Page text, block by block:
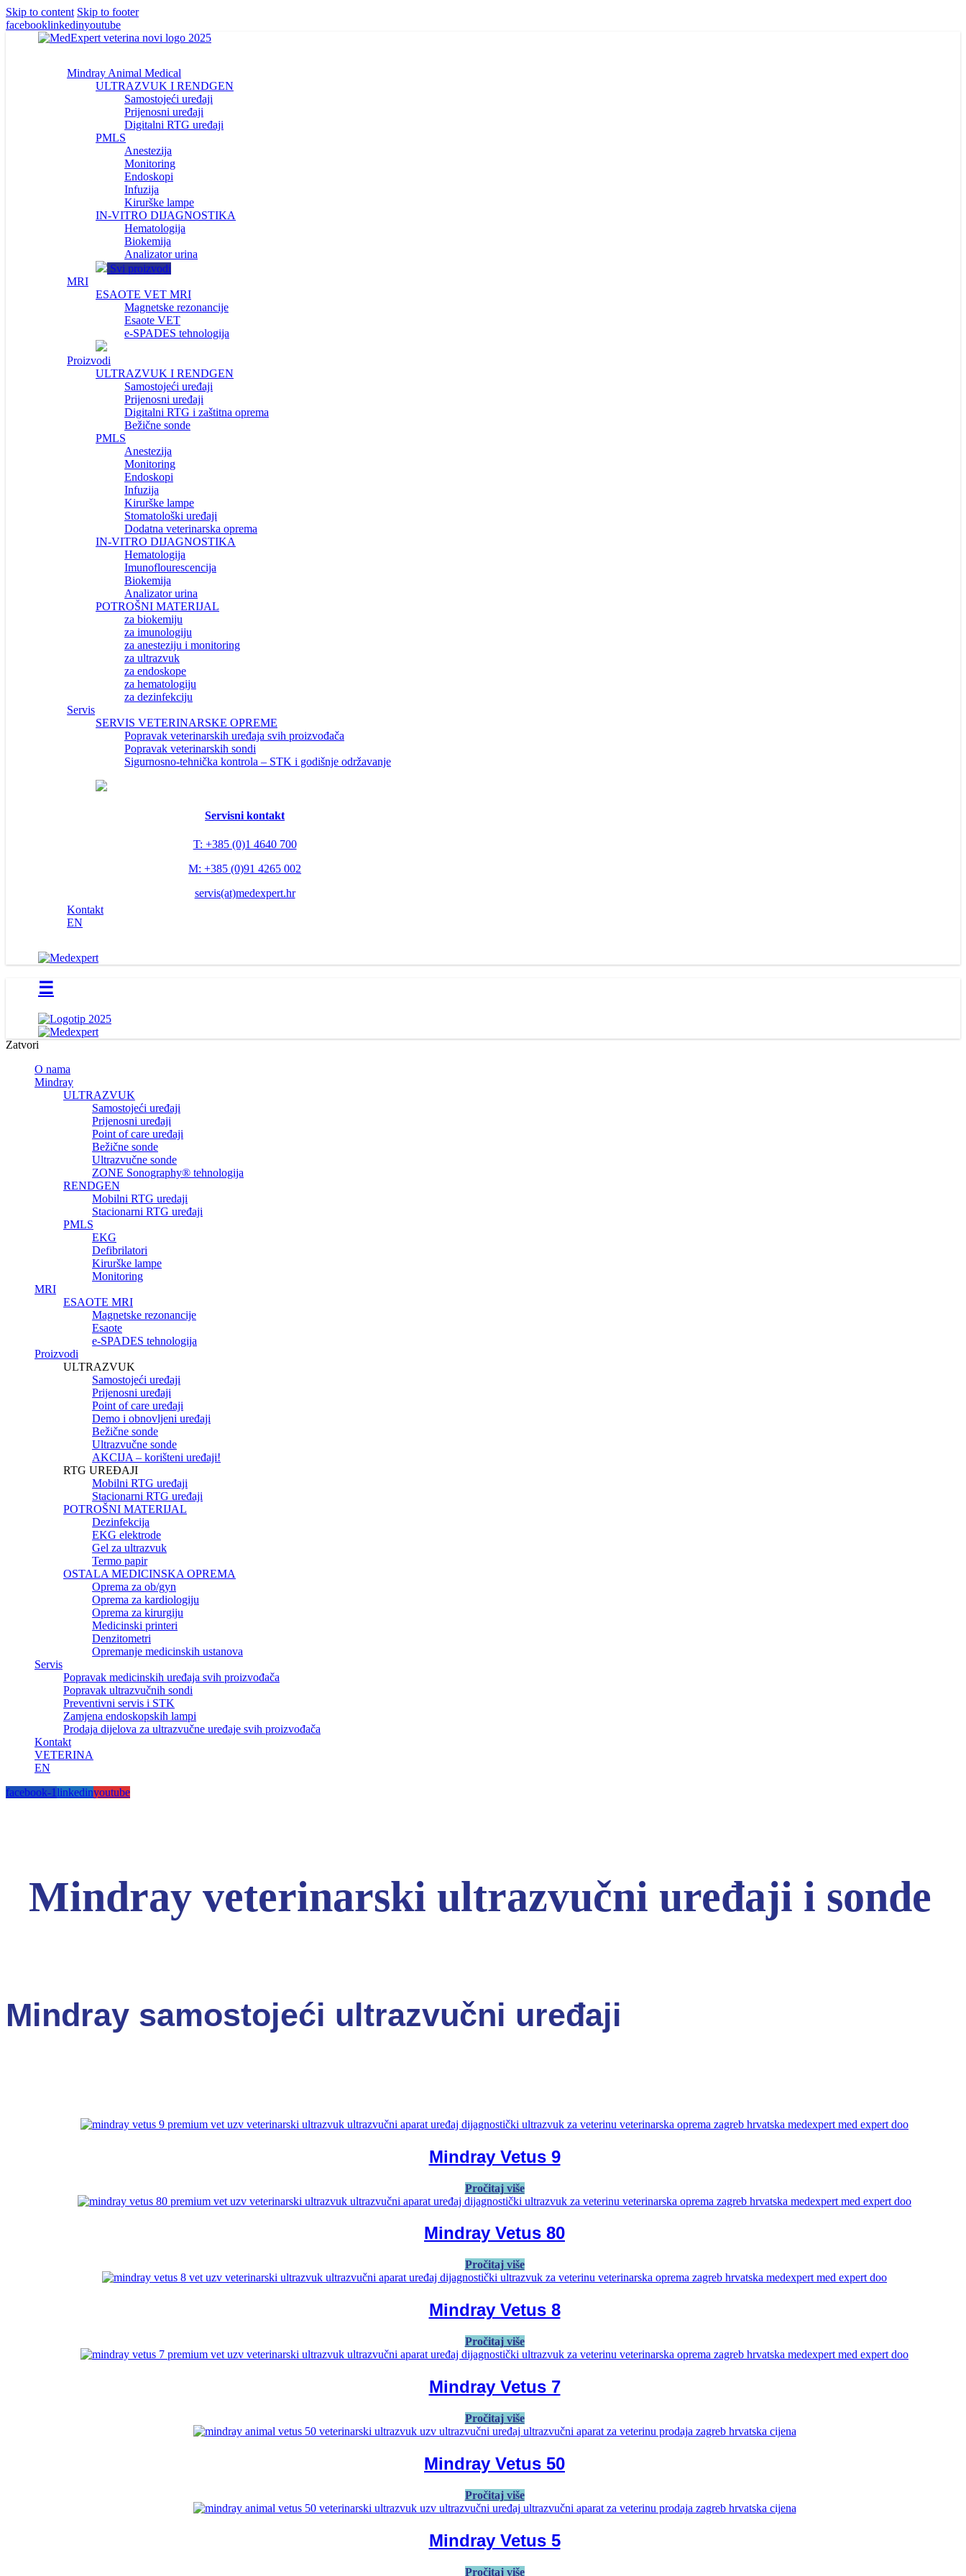
Skip to content Skip to footer
facebooklinkedinyoutube
Mindray Animal Medical
ULTRAZVUK I RENDGEN
Samostojeći uređaji
Prijenosni uređaji
Digitalni RTG uređaji
PMLS
Anestezija
Monitoring
Endoskopi
Infuzija
Kirurške lampe
IN-VITRO DIJAGNOSTIKA
Hematologija
Biokemija
Analizator urina
Svi proizvodi
MRI
ESAOTE VET MRI
Magnetske rezonancije
Esaote VET
e-SPADES tehnologija
Proizvodi
ULTRAZVUK I RENDGEN
Samostojeći uređaji
Prijenosni uređaji
Digitalni RTG i zaštitna oprema
Bežične sonde
PMLS
Anestezija
Monitoring
Endoskopi
Infuzija
Kirurške lampe
Stomatološki uređaji
Dodatna veterinarska oprema
IN-VITRO DIJAGNOSTIKA
Hematologija
Imunoflourescencija
Biokemija
Analizator urina
POTROŠNI MATERIJAL
za biokemiju
za imunologiju
za anesteziju i monitoring
za ultrazvuk
za endoskope
za hematologiju
za dezinfekciju
Servis
SERVIS VETERINARSKE OPREME
Popravak veterinarskih uređaja svih proizvođača
Popravak veterinarskih sondi
Sigurnosno-tehnička kontrola – STK i godišnje održavanje
Servisni kontakt
T: +385 (0)1 4640 700
M: +385 (0)91 4265 002
servis(at)medexpert.hr
Kontakt
EN
☰
Zatvori
O nama
Mindray
ULTRAZVUK
Samostojeći uređaji
Prijenosni uređaji
Point of care uređaji
Bežične sonde
Ultrazvučne sonde
ZONE Sonography® tehnologija
RENDGEN
Mobilni RTG uredaji
Stacionarni RTG uređaji
PMLS
EKG
Defibrilatori
Kirurške lampe
Monitoring
MRI
ESAOTE MRI
Magnetske rezonancije
Esaote
e-SPADES tehnologija
Proizvodi
ULTRAZVUK
Samostojeći uređaji
Prijenosni uređaji
Point of care uređaji
Demo i obnovljeni uređaji
Bežične sonde
Ultrazvučne sonde
AKCIJA – korišteni uređaji!
RTG UREĐAJI
Mobilni RTG uređaji
Stacionarni RTG uređaji
POTROŠNI MATERIJAL
Dezinfekcija
EKG elektrode
Gel za ultrazvuk
Termo papir
OSTALA MEDICINSKA OPREMA
Oprema za ob/gyn
Oprema za kardiologiju
Oprema za kirurgiju
Medicinski printeri
Denzitometri
Opremanje medicinskih ustanova
Servis
Popravak medicinskih uređaja svih proizvođača
Popravak ultrazvučnih sondi
Preventivni servis i STK
Zamjena endoskopskih lampi
Prodaja dijelova za ultrazvučne uređaje svih proizvođača
Kontakt
VETERINA
EN
facebook-1linkedinyoutube
Mindray veterinarski ultrazvučni uređaji i sonde
Mindray samostojeći ultrazvučni uređaji
Mindray Vetus 9
Pročitaj više
Mindray Vetus 80
Pročitaj više
Mindray Vetus 8
Pročitaj više
Mindray Vetus 7
Pročitaj više
Mindray Vetus 50
Pročitaj više
Mindray Vetus 5
Pročitaj više